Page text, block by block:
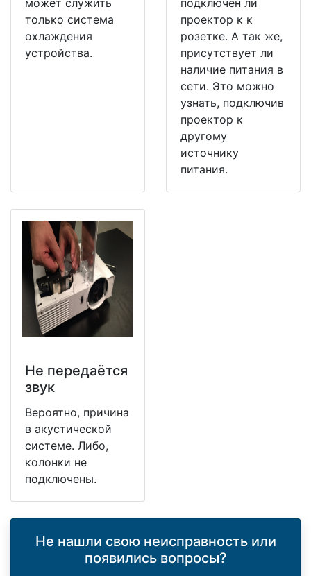
может служить
только система
охлаждения
устройства.
подключен ли
проектор к к
розетке. А так же,
присутствует ли
наличие питания в
сети. Это можно
узнать, подключив
проектор к
другому
источнику
питания.
Не передаётся
звук
Вероятно, причина
в акустической
системе. Либо,
колонки не
подключены.
Не нашли свою неисправность или
появились вопросы?